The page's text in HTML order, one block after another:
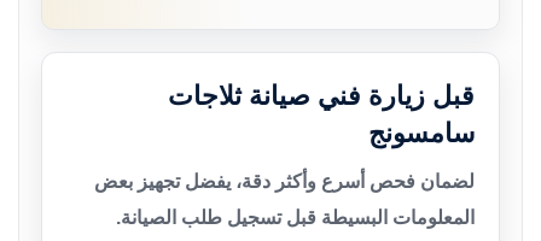
قبل زيارة فني صيانة ثلاجات
سامسونج
لضمان فحص أسرع وأكثر دقة، يفضل تجهيز بعض
المعلومات البسيطة قبل تسجيل طلب الصيانة.